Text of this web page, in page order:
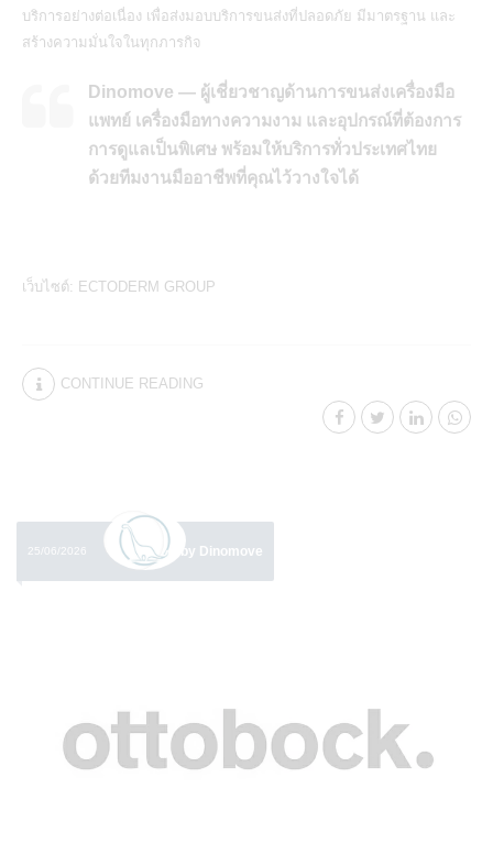
บริการอย่างต่อเนื่อง เพื่อส่งมอบบริการขนส่งที่ปลอดภัย มีมาตรฐาน และ
สร้างความมั่นใจในทุกภารกิจ
Dinomove — ผู้เชี่ยวชาญด้านการขนส่งเครื่องมือ
แพทย์ เครื่องมือทางความงาม และอุปกรณ์ที่ต้องการ
การดูแลเป็นพิเศษ พร้อมให้บริการทั่วประเทศไทย
ด้วยทีมงานมืออาชีพที่คุณไว้วางใจได้
เว็บไซต์: ECTODERM GROUP
CONTINUE READING
25/06/2026 by Dinomove